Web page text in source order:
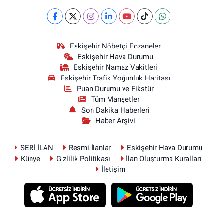
Eskişehir Nöbetçi Eczaneler
Eskişehir Hava Durumu
Eskişehir Namaz Vakitleri
Eskişehir Trafik Yoğunluk Haritası
Puan Durumu ve Fikstür
Tüm Manşetler
Son Dakika Haberleri
Haber Arşivi
SERİ İLAN Resmi İlanlar
Eskişehir Hava Durumu
Künye
Gizlilik Politikası
İlan Oluşturma Kuralları
İletişim